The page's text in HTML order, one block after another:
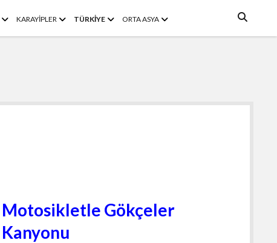
menüyüKARAYİPLER menüyüTÜRKİYE menüyüORTA ASYA menüyü
Motosikletle Gökçeler
Kanyonu